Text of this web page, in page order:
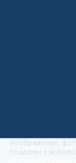
Изображения,
созданы с